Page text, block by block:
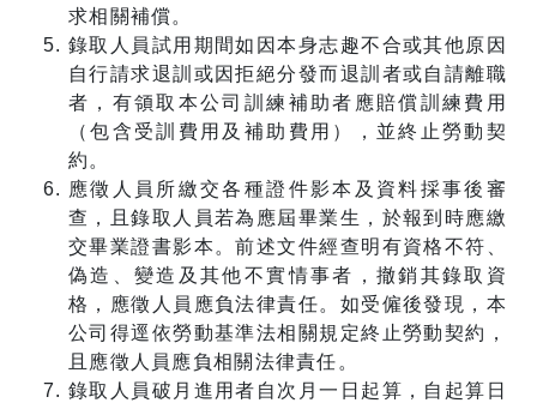
求相關補償。
錄取人員試用期間如因本身志趣不合或其他原因
自行請求退訓或因拒絕分發而退訓者或自請離職
者，有領取本公司訓練補助者應賠償訓練費用
（包含受訓費用及補助費用），並終止勞動契
約。
應徵人員所繳交各種證件影本及資料採事後審
查，且錄取人員若為應屆畢業生，於報到時應繳
交畢業證書影本。前述文件經查明有資格不符、
偽造、變造及其他不實情事者，撤銷其錄取資
格，應徵人員應負法律責任。如受僱後發現，本
公司得逕依勞動基準法相關規定終止勞動契約，
且應徵人員應負相關法律責任。
錄取人員破月進用者自次月一日起算，自起算日